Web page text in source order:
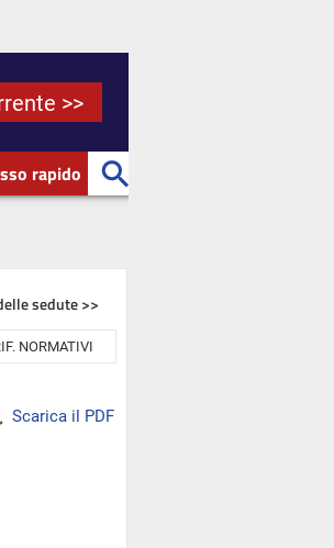
>>
rapido
sedute >>
NORMATIVI
Scarica il PDF